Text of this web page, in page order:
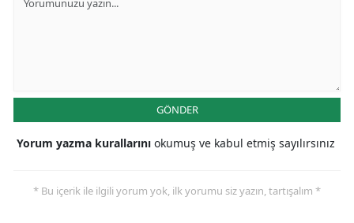
GÖNDER
Yorum yazma kurallarını okumuş ve kabul etmiş sayılırsınız
* Bu içerik ile ilgili yorum yok, ilk yorumu siz yazın, tartışalım *